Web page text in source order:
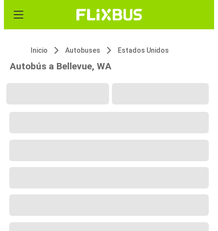
Inicio Autobuses Estados Unidos
Autobús a Bellevue, WA